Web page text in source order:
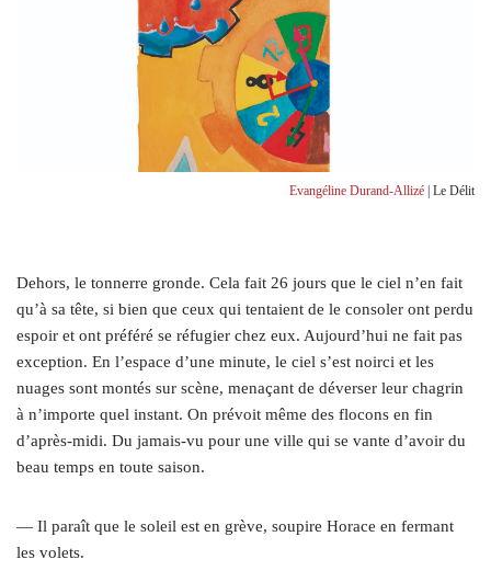
Evangéline Durand-Allizé | Le Délit
Dehors, le tonnerre gronde. Cela fait 26 jours que le ciel n’en fait
qu’à sa tête, si bien que ceux qui tentaient de le consoler ont perdu
espoir et ont préféré se réfugier chez eux. Aujourd’hui ne fait pas
exception. En l’espace d’une minute, le ciel s’est noirci et les
nuages sont montés sur scène, menaçant de déverser leur chagrin
à n’importe quel instant. On prévoit même des flocons en fin
d’après-midi. Du jamais-vu pour une ville qui se vante d’avoir du
beau temps en toute saison.
— Il paraît que le soleil est en grève, soupire Horace en fermant
les volets.